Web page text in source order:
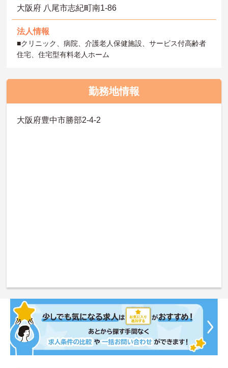
大阪府 八尾市志紀町南1-86
法人情報
■クリニック、病院、介護老人保健施設、サービス付高齢者
住宅、住宅型有料老人ホーム
勤務地情報
大阪府豊中市勝部2-4-2